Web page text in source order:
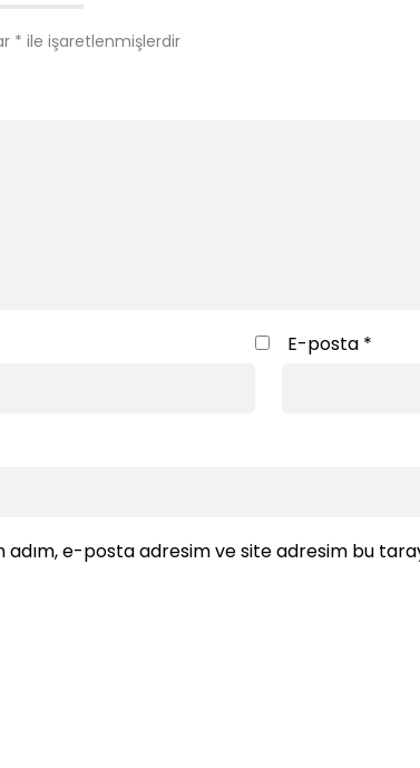
* ile işaretlenmişlerdir
E-posta *
adım, e-posta adresim ve site adresim bu